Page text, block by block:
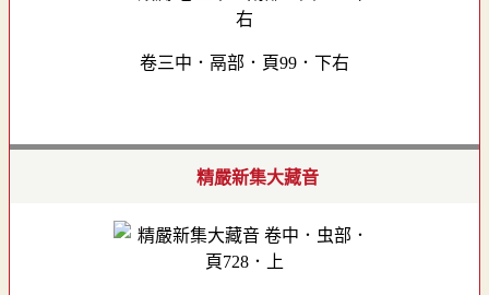
卷三中．鬲部．頁99．下右
精嚴新集大藏音